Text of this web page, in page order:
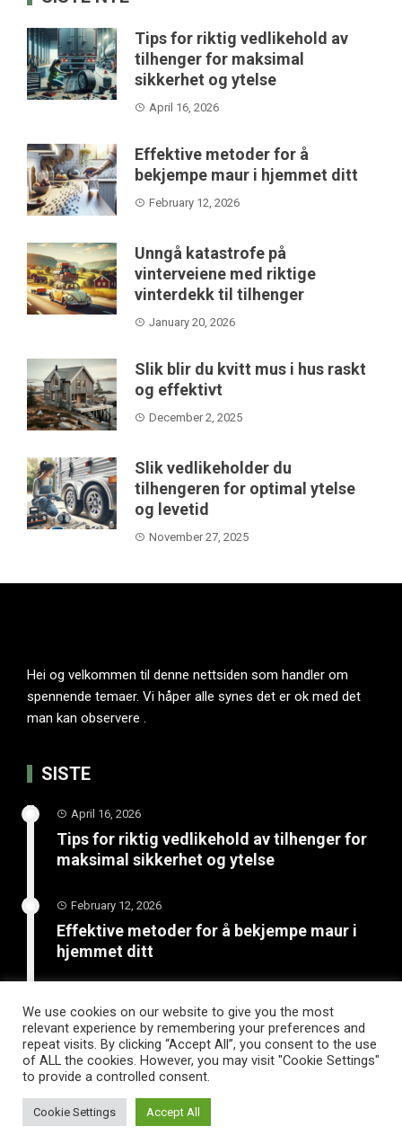
Tips for riktig vedlikehold av
tilhenger for maksimal
sikkerhet og ytelse
April 16, 2026
Effektive metoder for å
bekjempe maur i hjemmet ditt
February 12, 2026
Unngå katastrofe på
vinterveiene med riktige
vinterdekk til tilhenger
January 20, 2026
Slik blir du kvitt mus i hus raskt
og effektivt
December 2, 2025
Slik vedlikeholder du
tilhengeren for optimal ytelse
og levetid
November 27, 2025
Hei og velkommen til denne nettsiden som handler om
spennende temaer. Vi håper alle synes det er ok med det
man kan observere .
SISTE
April 16, 2026
Tips for riktig vedlikehold av tilhenger for
maksimal sikkerhet og ytelse
February 12, 2026
Effektive metoder for å bekjempe maur i
hjemmet ditt
Unngå katastrofe på vinterveiene med
riktige vinterdekk til tilhenger
We use cookies on our website to give you the most
relevant experience by remembering your preferences and
repeat visits. By clicking “Accept All”, you consent to the use
of ALL the cookies. However, you may visit "Cookie Settings"
to provide a controlled consent.
Cookie Settings Accept All